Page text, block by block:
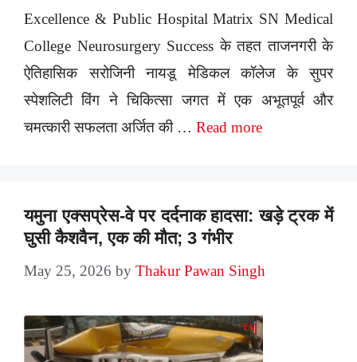
Excellence & Public Hospital Matrix SN Medical
College Neurosurgery Success के तहत ताजनगरी के
ऐतिहासिक सरोजिनी नायडू मेडिकल कॉलेज के सुपर
स्पेशलिटी विंग ने चिकित्सा जगत में एक अभूतपूर्व और
चमत्कारी सफलता अर्जित की … Read more
यमुना एक्सप्रेस-वे पर दर्दनाक हादसा: खड़े ट्रक में
घुसी कैशवैन, एक की मौत; 3 गंभीर
May 25, 2026 by Thakur Pawan Singh